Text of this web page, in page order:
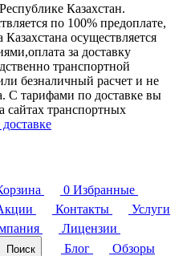
Казахстан.
по 100% предоплате,
Казахстана осуществляется
за доставку
транспортной
безналичный расчет и не
С тарифами по доставке вы
сайтах транспортных
0 Избранные
Контакты
Услуги
Лицензии
Поиск Блог
Обзоры